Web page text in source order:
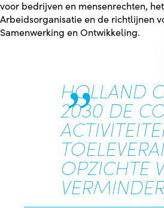
voor bedrijven en mensenrechten,
Arbeidsorganisatie en de richtlijnen
Samenwerking en Ontwikkeling.
HOLLAND
2030 DE
OPZICHTE